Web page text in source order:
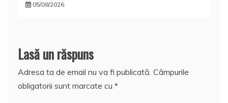
05/08/2026
Lasă un răspuns
Adresa ta de email nu va fi publicată. Câmpurile
obligatorii sunt marcate cu *